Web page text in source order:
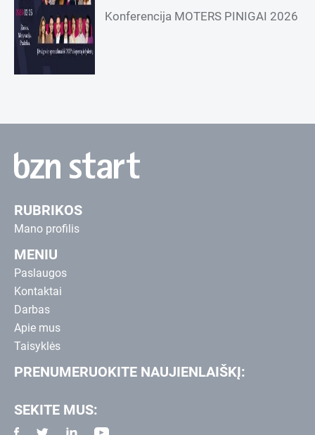
Konferencija MOTERS PINIGAI 2026
RUBRIKOS
Mano profilis
MENIU
Paslaugos
Kontaktai
Darbas
Apie mus
Taisyklės
PRENUMERUOKITE NAUJIENLAIŠKĮ:
SEKITE MUS: